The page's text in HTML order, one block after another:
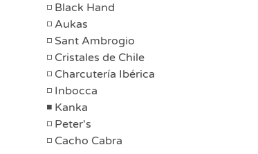
Black Hand
Aukas
Sant Ambrogio
Cristales de Chile
Charcutería Ibérica
Inbocca
Kanka
Peter's
Cacho Cabra